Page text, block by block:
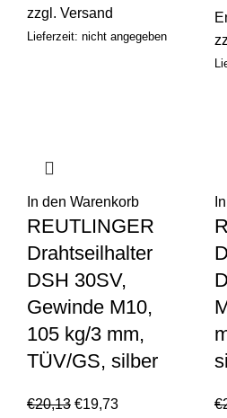
zzgl. Versand
Lieferzeit: nicht angegeben
In den Warenkorb
REUTLINGER
Drahtseilhalter
DSH 30SV,
Gewinde M10,
105 kg/3 mm,
TÜV/GS, silber
€20,13 €19,73 €